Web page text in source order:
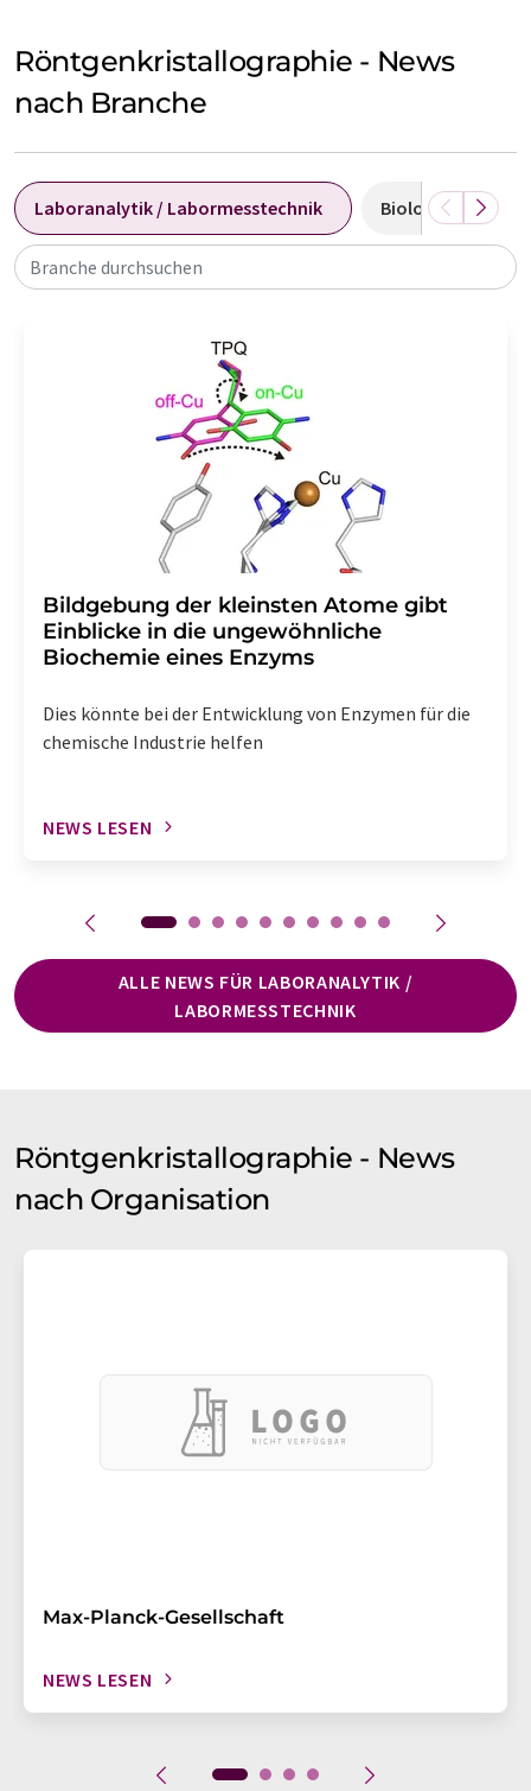
Röntgenkristallographie - News
nach Branche
Laboranalytik / Labormesstechnik Biologie
Branche durchsuchen
Bildgebung der kleinsten Atome gibt
Einblicke in die ungewöhnliche
Biochemie eines Enzyms
Dies könnte bei der Entwicklung von Enzymen für die
chemische Industrie helfen
NEWS LESEN
ALLE NEWS FÜR LABORANALYTIK /
LABORMESSTECHNIK
Röntgenkristallographie - News
nach Organisation
Max-Planck-Gesellschaft
NEWS LESEN